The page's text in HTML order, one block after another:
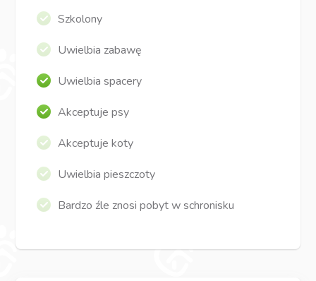
Szkolony
Uwielbia zabawę
Uwielbia spacery
Akceptuje psy
Akceptuje koty
Uwielbia pieszczoty
Bardzo źle znosi pobyt w schronisku